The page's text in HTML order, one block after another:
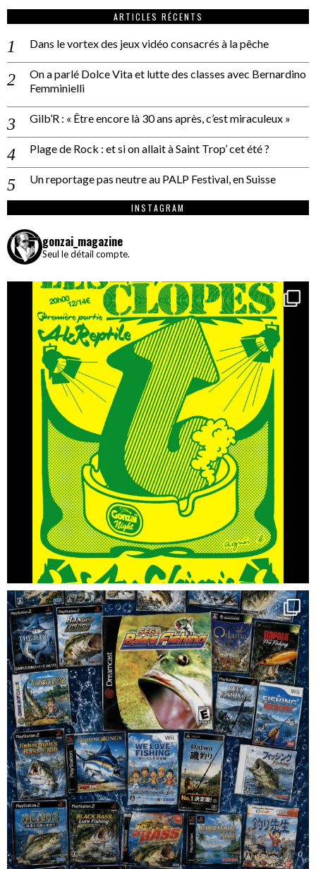
ARTICLES RÉCENTS
Dans le vortex des jeux vidéo consacrés à la pêche
On a parlé Dolce Vita et lutte des classes avec Bernardino
Femminielli
Gilb’R : « Être encore là 30 ans après, c’est miraculeux »
Plage de Rock : et si on allait à Saint Trop’ cet été ?
Un reportage pas neutre au PALP Festival, en Suisse
INSTAGRAM
gonzai_magazine
Seul le détail compte.